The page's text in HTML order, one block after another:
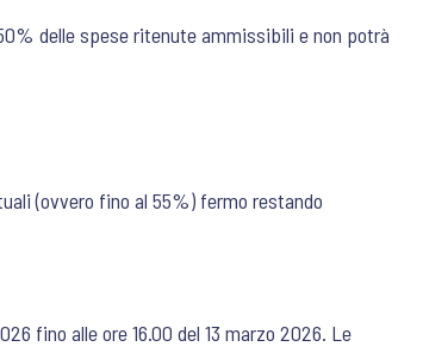
delle spese ritenute ammissibili e non potrà
(ovvero fino al 55%) fermo restando
fino alle ore 16.00 del 13 marzo 2026. Le